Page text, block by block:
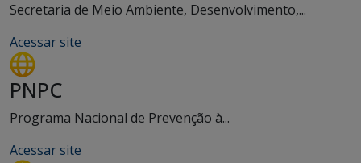
Secretaria de Meio Ambiente, Desenvolvimento,...
Acessar site
PNPC
Programa Nacional de Prevenção à...
Acessar site